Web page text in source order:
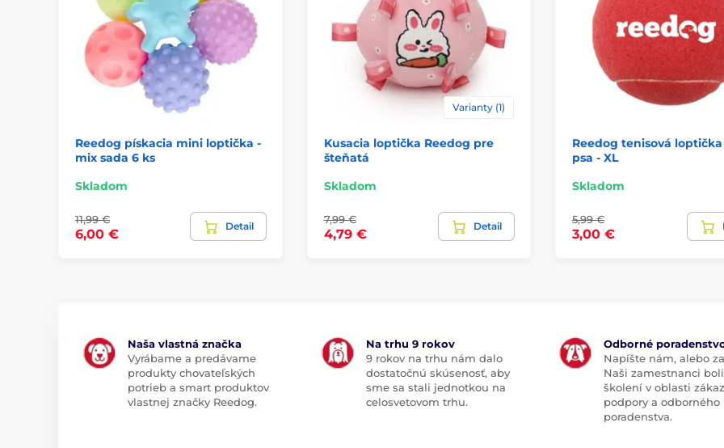
Reedog pískacia mini loptička -
mix sada 6 ks
Skladom
11,99 €
6,00 €
Detail
Varianty (1)
Kusacia loptička Reedog pre
šteňatá
Skladom
7,99 €
4,79 €
Detail
Reedog tenisová
psa - XL
Skladom
5,99 €
3,00 €
Naša vlastná značka
Vyrábame a predávame
produkty chovateľských
potrieb a smart produktov
vlastnej značky Reedog.
Na trhu 9 rokov
9 rokov na trhu nám dalo
dostatočnú skúsenosť, aby
sme sa stali jednotkou na
celosvetovom trhu.
Odborné
Napíšte nám, alebo
Naši zamestnanci boli
školení v oblasti
podpory a odborného
poradenstva.